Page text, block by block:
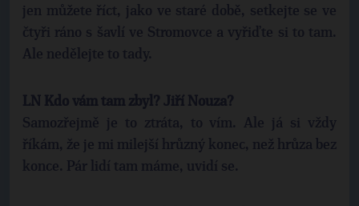
jen můžete říct, jako ve staré době, setkejte se ve
čtyři ráno s šavlí ve Stromovce a vyřiďte si to tam.
Ale nedělejte to tady.
LN Kdo vám tam zbyl? Jiří Nouza?
Samozřejmě je to ztráta, to vím. Ale já si vždy
říkám, že je mi milejší hrůzný konec, než hrůza bez
konce. Pár lidí tam máme, uvidí se.